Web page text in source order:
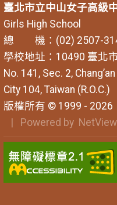
臺北市立中山女子高級
Girls High School
總 機：(02) 2507-
學校地址：10490 臺北
No. 141, Sec. 2,
City 104, Taiwan (R.O.C.)
版權所有 © 1999 - 2026
| Powered by NetView